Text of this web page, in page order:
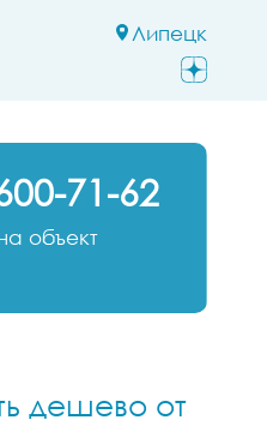
Липецк
71-62
объект
дешево от